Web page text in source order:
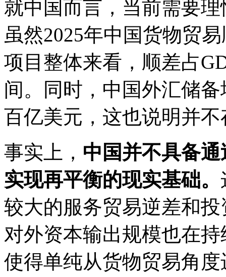
就中国而言，当前需要
虽然2025年中国货物贸
项目整体来看，顺差占
间。同时，中国外汇储
百亿美元，这也说明并
事实上， 中国并不具备
实现再平衡的现实基础。
较大的服务贸易逆差和
对外资本输出规模也在
使得单纯从货物贸易角